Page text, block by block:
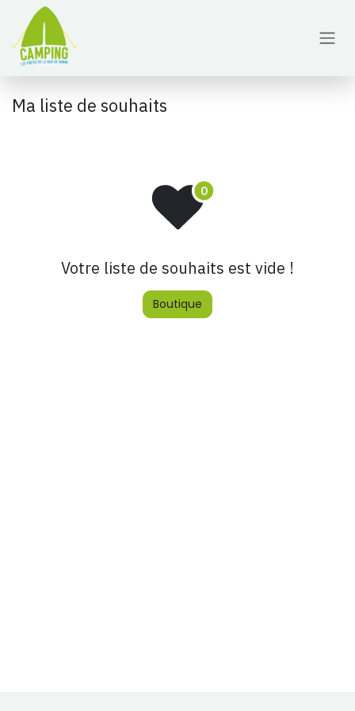
Se rendre au contenu
Ma liste de souhaits
Votre liste de souhaits est vide !
Boutique